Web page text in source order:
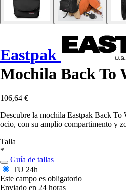
Eastpak
Mochila Back To
106,64 €
Descubre la mochila Eastpak Back To
ocio, con su amplio compartimento y
Talla
*
Guía de tallas
TU 24h
Este campo es obligatorio
Enviado en 24 horas